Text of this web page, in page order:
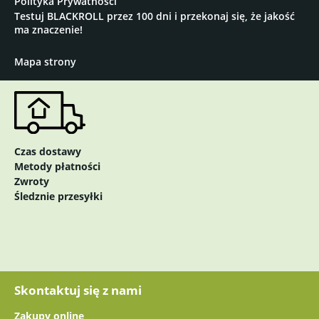
Testuj BLACKROLL przez 100 dni i przekonaj się, że jakość
ma znaczenie!
Mapa strony
Czas dostawy
Metody płatności
Zwroty
Śledznie przesyłki
Skontaktuj się z nami
Zakupy online